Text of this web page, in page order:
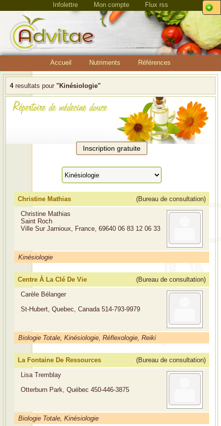
Infolettre Mon compte Flux rss
Accueil Nutriments Références
4resultats pour "Kinésiologie"
Christine Mathias
(Bureau de consultation)
Christine Mathias
Saint Roch
Ville Sur Jarnioux, France, 69640 06 83 12 06 33
Kinésiologie
Centre À La Clé De Vie
(Bureau de consultation)
Carèle Bélanger
St-Hubert, Quebec, Canada 514-793-9979
Biologie Totale, Kinésiologie, Réflexologie, Reiki
La Fontaine De Ressources
(Bureau de consultation)
Lisa Tremblay
Otterburn Park, Québec 450-446-3875
Biologie Totale, Kinésiologie